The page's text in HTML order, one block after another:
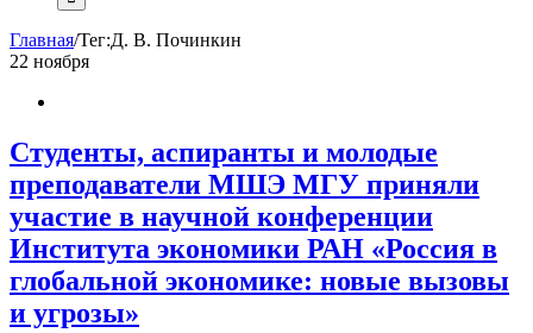
Главная/Тег:Д. В. Починкин
22 ноября
Студенты, аспиранты и молодые
преподаватели МШЭ МГУ приняли
участие в научной конференции
Института экономики РАН «Россия в
глобальной экономике: новые вызовы
и угрозы»